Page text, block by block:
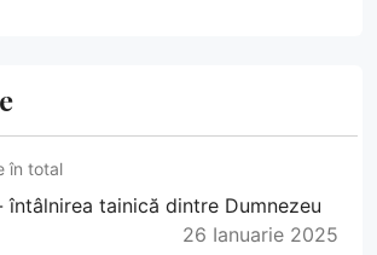
în total
întâlnirea tainică dintre Dumnezeu
26 Ianuarie 2025